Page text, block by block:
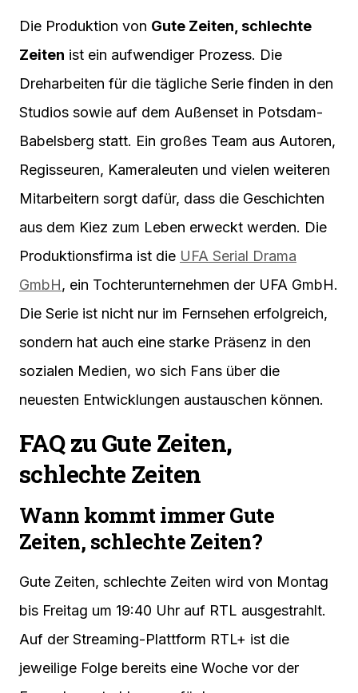
Die Produktion von Gute Zeiten, schlechte
Zeiten ist ein aufwendiger Prozess. Die
Dreharbeiten für die tägliche Serie finden in den
Studios sowie auf dem Außenset in Potsdam-
Babelsberg statt. Ein großes Team aus Autoren,
Regisseuren, Kameraleuten und vielen weiteren
Mitarbeitern sorgt dafür, dass die Geschichten
aus dem Kiez zum Leben erweckt werden. Die
Produktionsfirma ist die UFA Serial Drama
GmbH, ein Tochterunternehmen der UFA GmbH.
Die Serie ist nicht nur im Fernsehen erfolgreich,
sondern hat auch eine starke Präsenz in den
sozialen Medien, wo sich Fans über die
neuesten Entwicklungen austauschen können.
FAQ zu Gute Zeiten,
schlechte Zeiten
Wann kommt immer Gute
Zeiten, schlechte Zeiten?
Gute Zeiten, schlechte Zeiten wird von Montag
bis Freitag um 19:40 Uhr auf RTL ausgestrahlt.
Auf der Streaming-Plattform RTL+ ist die
jeweilige Folge bereits eine Woche vor der